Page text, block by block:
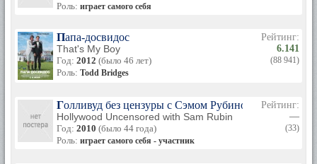
Роль: играет самого себя
Папа-досвидос
That's My Boy
Год: 2012 (было 46 лет)
Роль: Todd Bridges
Рейтинг:
6.141
(88 941)
Голливуд без цензуры с Сэмом Рубином
Hollywood Uncensored with Sam Rubin
Год: 2010 (было 44 года)
Роль: играет самого себя - участник
Рейтинг:
—
(33)